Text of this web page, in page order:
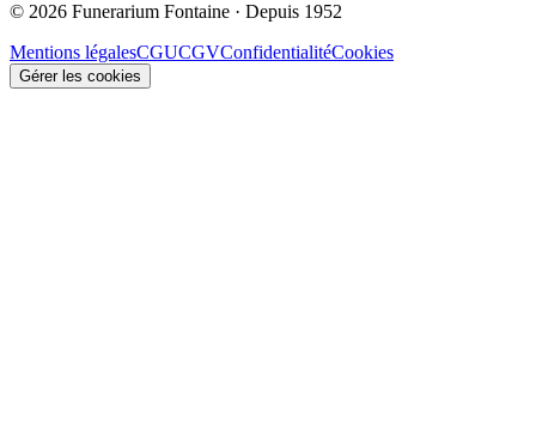
© 2026 Funerarium Fontaine · Depuis 1952
Mentions légalesCGUCGVConfidentialitéCookies
Gérer les cookies